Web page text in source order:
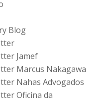
Blog
Jamef
Marcus Nakagawa
Nahas Advogados
Oficina da